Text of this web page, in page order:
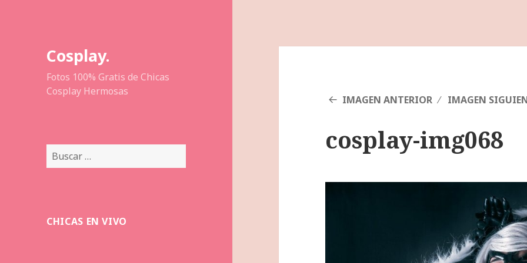
Cosplay.
Fotos 100% Gratis de Chicas
Cosplay Hermosas
Buscar:
CHICAS EN VIVO
IMAGEN ANTERIOR IMAGEN
cosplay-img068